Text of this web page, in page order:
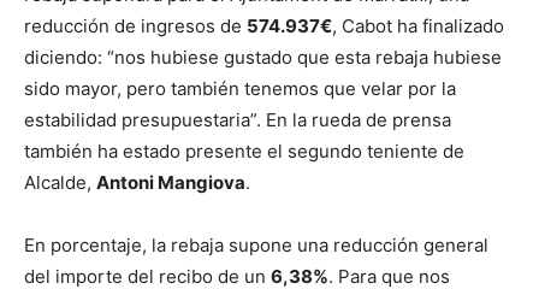
reducción de ingresos de 574.937€, Cabot ha finalizado
diciendo: “nos hubiese gustado que esta rebaja hubiese
sido mayor, pero también tenemos que velar por la
estabilidad presupuestaria”. En la rueda de prensa
también ha estado presente el segundo teniente de
Alcalde, Antoni Mangiova.
En porcentaje, la rebaja supone una reducción general
del importe del recibo de un 6,38%. Para que nos